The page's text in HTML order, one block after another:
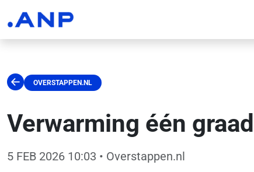
OVERSTAPPEN.NL
Verwarming één
5 FEB 2026 10:03 • Overstappen.nl